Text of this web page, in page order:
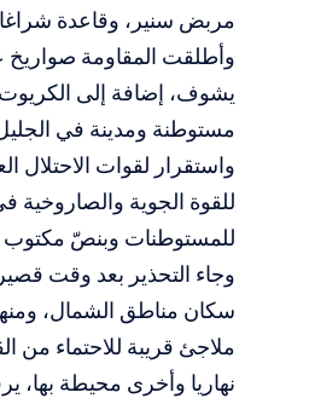
مربض سنير، وقاعدة
وأطلقت المقاومة
مستوطنة ومدينة في
واستقرار لقوات
للقوة الجوية والصاروخية
للمستوطنات وبنصّ مكتوب
وجاء التحذير بعد وقت
سكان مناطق الشمال،
ملاجئ قريبة للاحتماء
نهاريا وأخرى محيطة بها،